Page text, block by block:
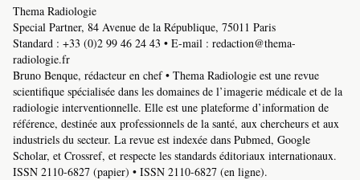
Thema Radiologie
Special Partner, 84 Avenue de la République, 75011 Paris
Standard : +33 (0)2 99 46 24 43 • E-mail : redaction@thema-
radiologie.fr
Bruno Benque, rédacteur en chef • Thema Radiologie est une revue
scientifique spécialisée dans les domaines de l’imagerie médicale et de la
radiologie interventionnelle. Elle est une plateforme d’information de
référence, destinée aux professionnels de la santé, aux chercheurs et aux
industriels du secteur. La revue est indexée dans Pubmed, Google
Scholar, et Crossref, et respecte les standards éditoriaux internationaux.
ISSN 2110-6827 (papier) • ISSN 2110-6827 (en ligne).